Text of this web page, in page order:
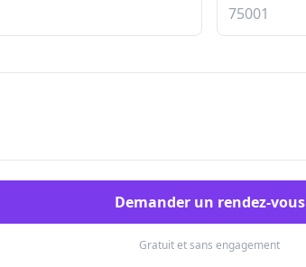
Demander un rendez-vous
Gratuit et sans engagement